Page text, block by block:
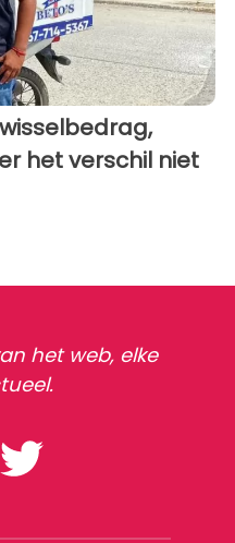
het verschil niet
het web, elke